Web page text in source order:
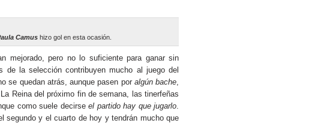
Camushizo gol en esta ocasión.
mejorado, pero no lo suficiente para ganar sin
de la selección contribuyen mucho al juego del
se quedan atrás, aunque pasen por algún bache,
Reina del próximo fin de semana, las tinerfeñas
como suele decirseel partido hay que jugarlo.
segundo y el cuarto de hoy y tendrán mucho que